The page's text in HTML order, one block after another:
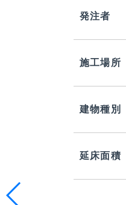
発注者
施工場所
建物種別
延床面積